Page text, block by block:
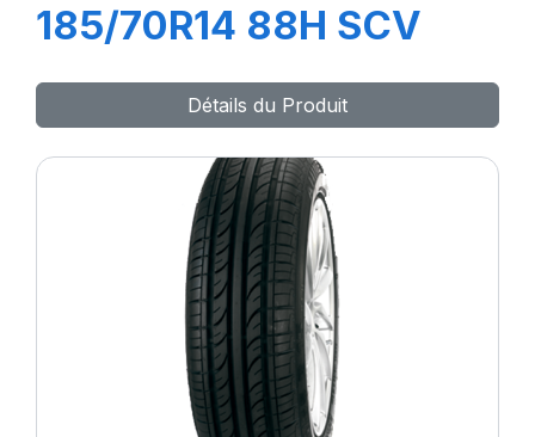
185/70R14 88H SCV
Détails du Produit